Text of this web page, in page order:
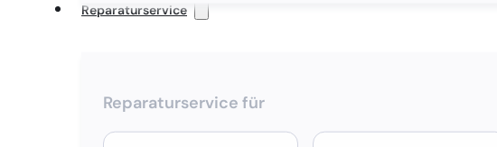
Reparaturservice
Reparaturservice für